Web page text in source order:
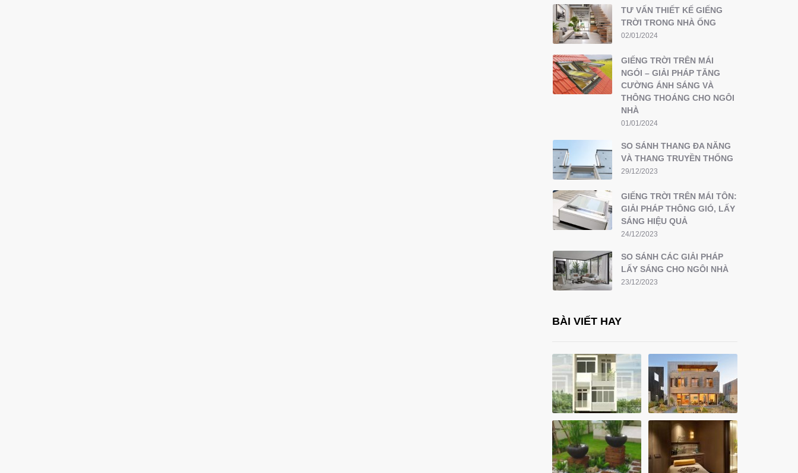
TƯ VẤN THIẾT KẾ GIẾNG
TRỜI TRONG NHÀ ỐNG
02/01/2024
GIẾNG TRỜI TRÊN MÁI
NGÓI – GIẢI PHÁP TĂNG
CƯỜNG ÁNH SÁNG VÀ
THÔNG THOÁNG CHO NGÔI
NHÀ
01/01/2024
SO SÁNH THANG ĐA NĂNG
VÀ THANG TRUYỀN THỐNG
29/12/2023
GIẾNG TRỜI TRÊN MÁI TÔN:
GIẢI PHÁP THÔNG GIÓ, LẤY
SÁNG HIỆU QUẢ
24/12/2023
SO SÁNH CÁC GIẢI PHÁP
LẤY SÁNG CHO NGÔI NHÀ
23/12/2023
BÀI VIẾT HAY